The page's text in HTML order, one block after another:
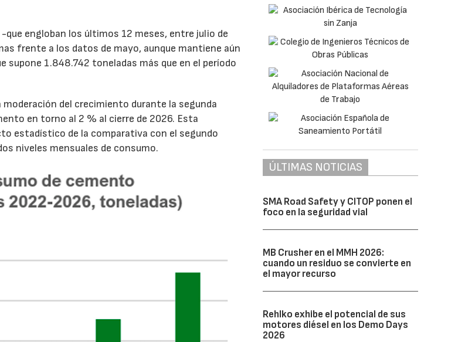
que engloban los últimos 12 meses, entre julio de
frente a los datos de mayo, aunque mantiene aún
1.848.742 toneladas más que en el período
del crecimiento durante la segunda
en torno al 2 % al cierre de 2026. Esta
estadístico de la comparativa con el segundo
niveles mensuales de consumo.
ÚLTIMAS NOTICIAS
SMA Road Safety y CITOP ponen el
foco en la seguridad vial
MB Crusher en el MMH 2026:
cuando un residuo se convierte en
el mayor recurso
Rehlko exhibe el potencial de sus
motores diésel en los Demo Days
2026